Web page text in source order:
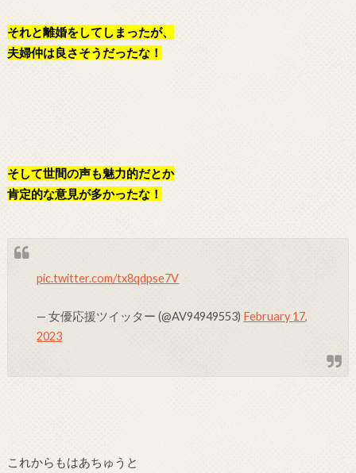
それと離婚をしてしまったが、
夫婦仲は良さそうだったな！
そして世間の声も魅力的だとか
肯定的な意見が多かったな！
pic.twitter.com/tx8qdpse7V
— 女優応援ツイッター (@AV94949553) February 17,
2023
これからもはあちゅうと